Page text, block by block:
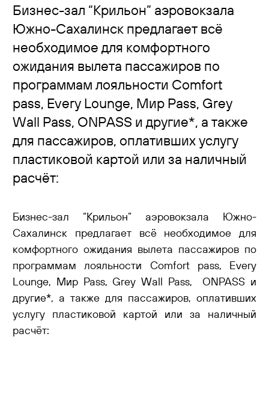
Бизнес-зал “Крильон” аэровокзала
Южно-Сахалинск предлагает всё
необходимое для комфортного
ожидания вылета пассажиров по
программам лояльности Comfort
pass, Every Lounge, Мир Pass, Grey
Wall Pass, ONPASS и другие*, а также
для пассажиров, оплативших услугу
пластиковой картой или за наличный
расчёт:
Бизнес-зал “Крильон” аэровокзала Южно-
Сахалинск предлагает всё необходимое для
комфортного ожидания вылета пассажиров по
программам лояльности Comfort pass, Every
Lounge, Мир Pass, Grey Wall Pass, ONPASS и
другие*, а также для пассажиров, оплативших
услугу пластиковой картой или за наличный
расчёт: